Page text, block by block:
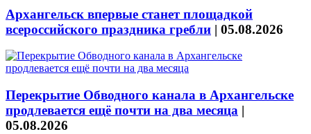
Архангельск впервые станет площадкой
всероссийского праздника гребли | 05.08.2026
Перекрытие Обводного канала в Архангельске
продлевается ещё почти на два месяца |
05.08.2026